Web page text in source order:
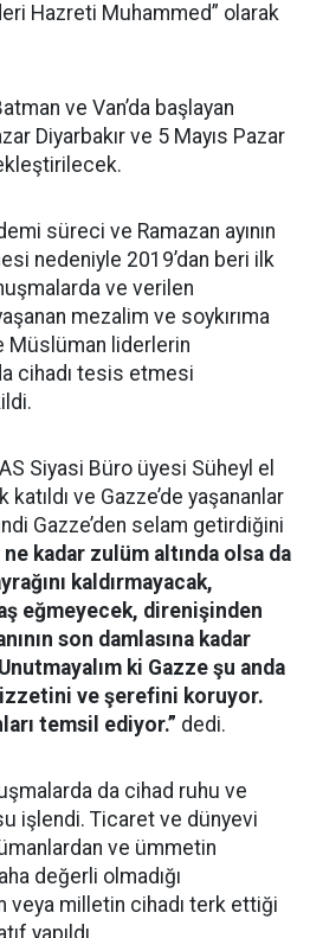
Hazreti Muhammed” olarak
ve Van’da başlayan
Diyarbakır ve 5 Mayıs Pazar
süreci ve Ramazan ayının
nedeniyle 2019’dan beri ilk
ve verilen
mezalim ve soykırıma
Müslüman liderlerin
cihadı tesis etmesi
Siyasi Büro üyesi Süheyl el
ve Gazze’de yaşananlar
Gazze’den selam getirdiğini
ne kadar zulüm altında olsa da
kaldırmayacak,
eğmeyecek, direnişinden
son damlasına kadar
ki Gazze şu anda
izzetini ve şerefini koruyor.
temsil ediyor.” dedi.
da cihad ruhu ve
işlendi. Ticaret ve dünyevi
ve ümmetin
değerli olmadığı
veya milletin cihadı terk ettiği
yapıldı.